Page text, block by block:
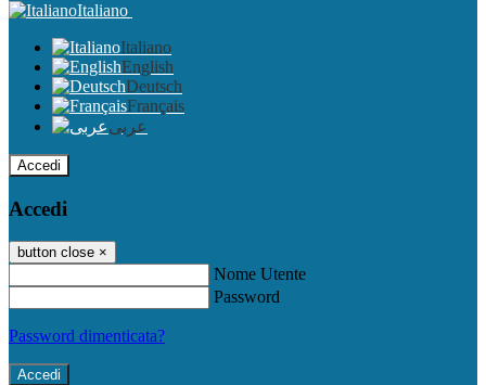
Italiano
Italiano
English
Deutsch
Français
عربى
Accedi
Accedi
button close ×
Nome Utente
Password
Password dimenticata?